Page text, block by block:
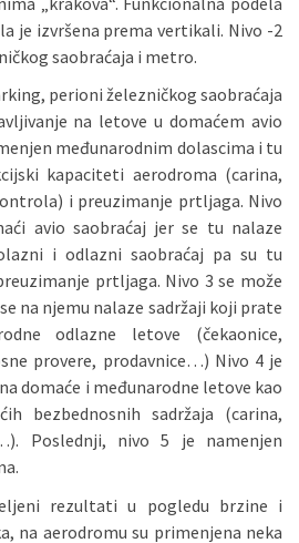
je izvršena prema vertikali. Nivo -2
saobraćaja i metro.
perioni železničkog saobraćaja
na letove u domaćem avio
međunarodnim dolascima i tu
kapaciteti aerodroma (carina,
i preuzimanje prtljaga. Nivo
avio saobraćaj jer se tu nalaze
i odlazni saobraćaj pa su tu
prtljaga. Nivo 3 se može
na njemu nalaze sadržaji koji prate
odlazne letove (čekaonice,
provere, prodavnice…) Nivo 4 je
domaće i međunarodne letove kao
bezbednosnih sadržaja (carina,
Poslednji, nivo 5 je namenjen
rezultati u pogledu brzine i
na aerodromu su primenjena neka